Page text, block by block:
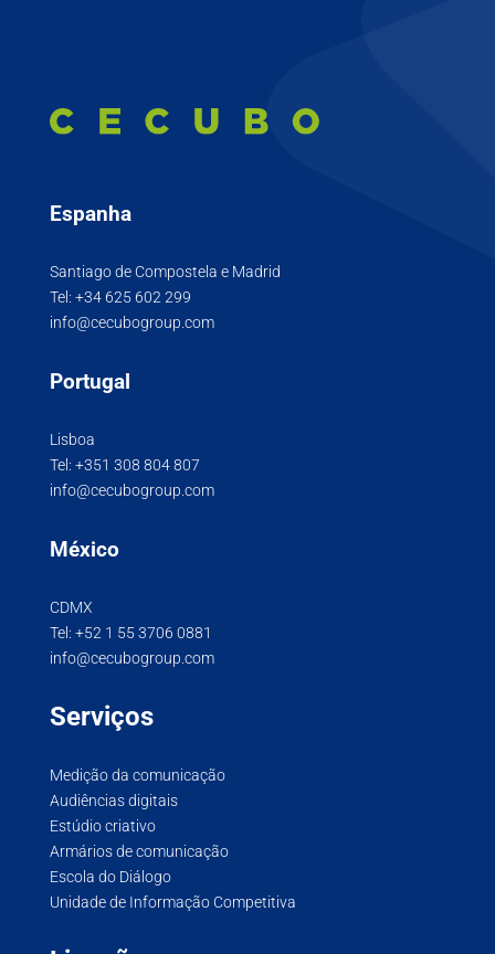
Espanha
Santiago de Compostela e Madrid
Tel: +34 625 602 299
info@cecubogroup.com
Portugal
Lisboa
Tel: +351 308 804 807
info@cecubogroup.com
México
CDMX
Tel: +52 1 55 3706 0881
info@cecubogroup.com
Serviços
Medição da comunicação
Audiências digitais
Estúdio criativo
Armários de comunicação
Escola do Diálogo
Unidade de Informação Competitiva